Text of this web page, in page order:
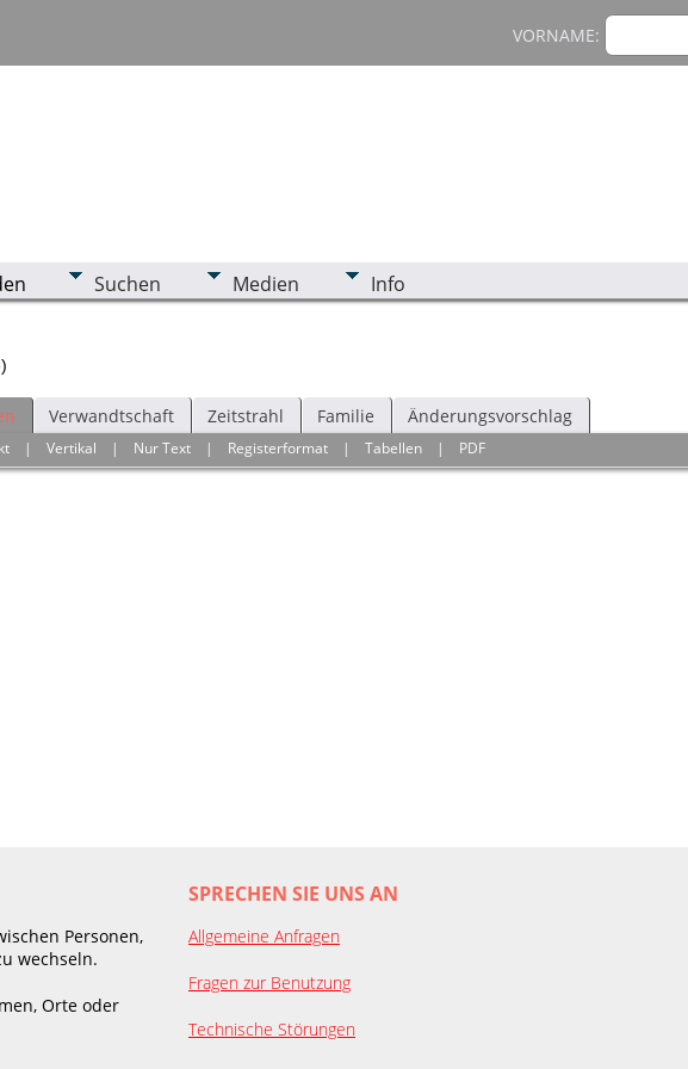
VORNAME:
Suchen Medien Info
Verwandtschaft Zeitstrahl Familie Änderungsvorschlag
|Vertikal | Nur Text | Registerformat |Tabellen | PDF
Personen,
wechseln.
Orte oder
SPRECHEN SIE UNS AN
Allgemeine Anfragen
Fragen zur Benutzung
Technische Störungen